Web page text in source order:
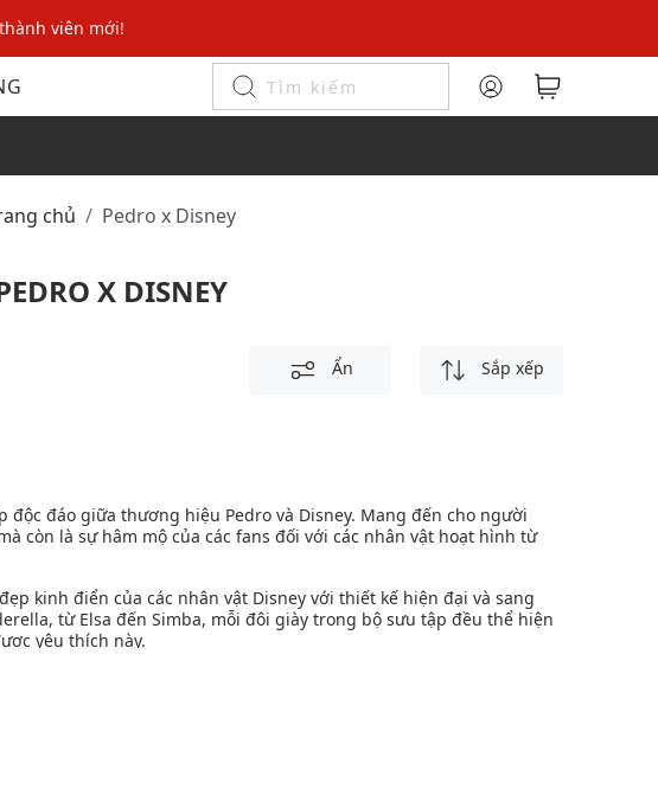
viên mới!
trực tuyến
viên mới!
chủ Pedro x Disney
X DISNEY
Ẩn Sắp xếp
độc đáo giữa thương hiệu Pedro và Disney. Mang đến cho người
còn là sự hâm mộ của các fans đối với các nhân vật hoạt hình từ
kinh điển của các nhân vật Disney với thiết kế hiện đại và sang
từ Elsa đến Simba, mỗi đôi giày trong bộ sưu tập đều thể hiện
yêu thích này.